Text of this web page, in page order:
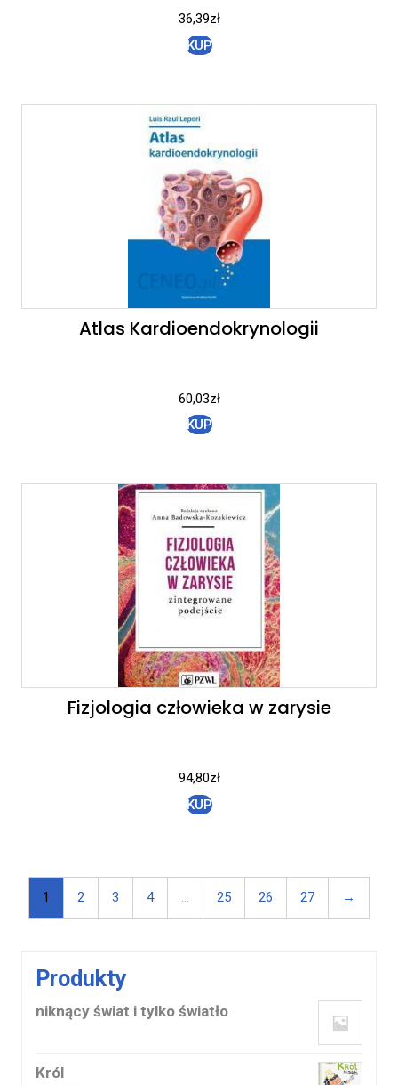
36,39zł
KUP
Atlas Kardioendokrynologii
60,03zł
KUP
Fizjologia człowieka w zarysie
94,80zł
KUP
1 2 3 4 … 25 26 27 →
Produkty
niknący świat i tylko światło
Król